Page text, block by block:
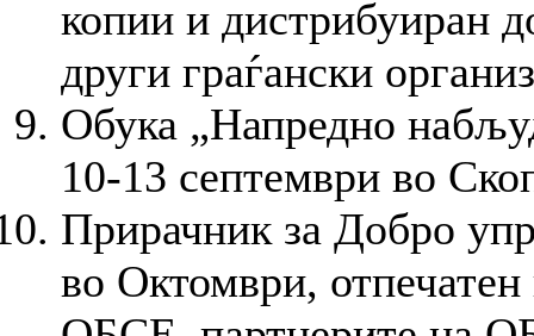
копии и дистрибуиран
други граѓански
Обука „Напредно
10-13 септември во
Прирачник за Добро
во Октомври,